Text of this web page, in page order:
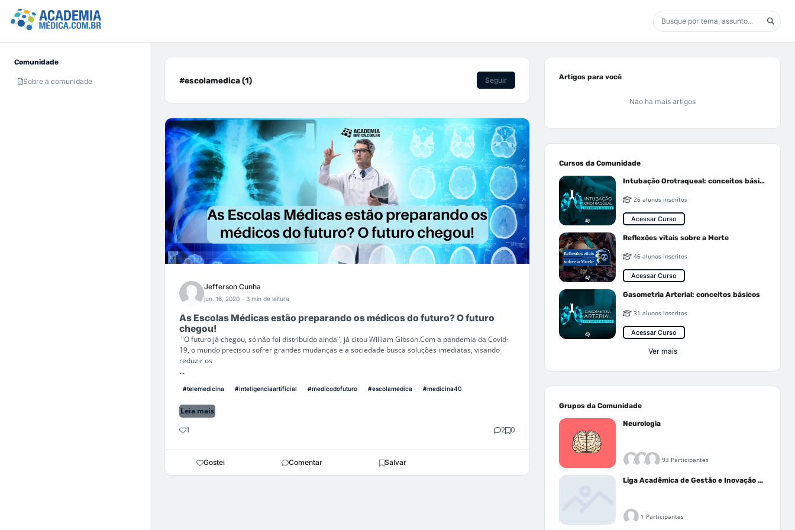
Comunidade
Sobre a comunidade #escolamedica (1) Seguir
Jefferson Cunha
jun. 16, 2020 - 3 min de leitura
As Escolas Médicas estão preparando os médicos do futuro? O futuro
chegou!
"O futuro já chegou, só não foi distribuído ainda", já citou William Gibson.Com a pandemia da Covid-
19, o mundo precisou sofrer grandes mudanças e a sociedade busca soluções imediatas, visando
reduzir os
...
#telemedicina #inteligenciaartificial #medicodofuturo #escolamedica #medicina40
Leia mais
1 2 0
Gostei Comentar Salvar
Artigos para você
Não há mais artigos
Cursos da Comunidade
Intubação Orotraqueal: conceitos básicos
26 alunos inscritos
Acessar Curso
Reflexões vitais sobre a Morte
46 alunos inscritos
Acessar Curso
Gasometria Arterial: conceitos básicos
31 alunos inscritos
Acessar Curso
Ver mais
Grupos da Comunidade
Neurologia
93 Participantes
Liga Acadêmica de Gestão e Inovação Médica - LAGIM
1 Participantes